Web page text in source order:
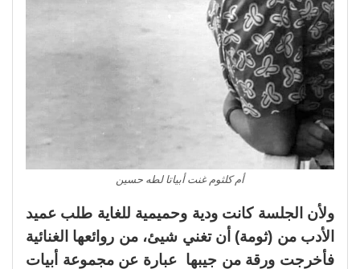
أم كلثوم غنت أبياتا لطه حسين
ولأن الجلسة كانت ودية وحميمية للغاية طلب عميد
الأدب من (ثومة) أن تغني شيئ، من روائعها الغنائية
فأخرجت ورقة من جيبها عبارة عن مجموعة أبيات